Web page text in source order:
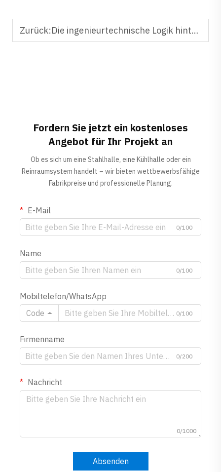
Zurück:Die ingenieurtechnische Logik hinter der schnellen Montage von Dach-Sandwichpaneelen
Fordern Sie jetzt ein kostenloses
Angebot für Ihr Projekt an
Ob es sich um eine Stahlhalle, eine Kühlhalle oder ein
Reinraumsystem handelt – wir bieten wettbewerbsfähige
Fabrikpreise und professionelle Planung.
E-Mail
0/100
Name
0/100
Mobiltelefon/WhatsApp
Code
0/100
Firmenname
0/200
Nachricht
0/1000
Absenden